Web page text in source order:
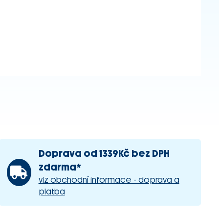
Doprava od 1339Kč bez DPH
zdarma*
viz obchodní informace - doprava a
platba